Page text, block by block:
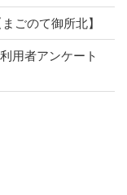
ごのて御所北】
用者アンケート